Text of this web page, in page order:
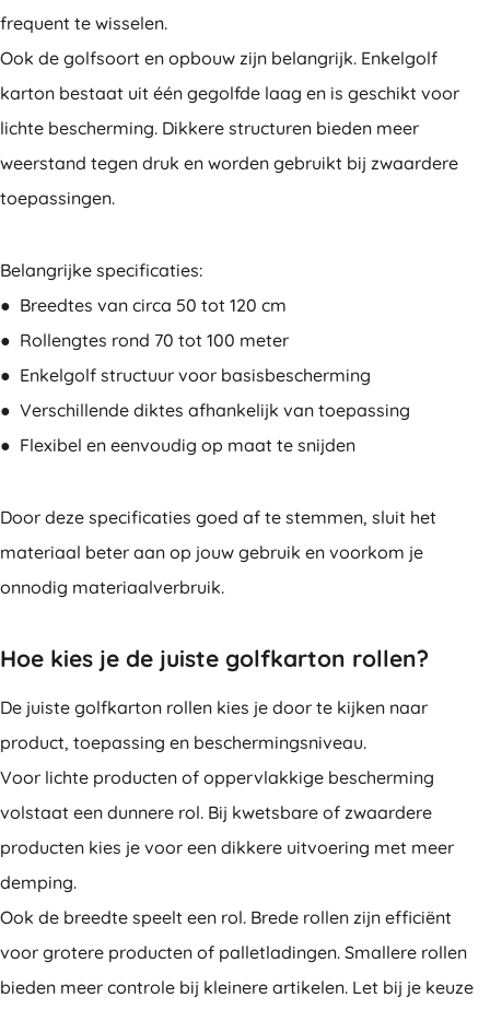
frequent te wisselen.
Ook de golfsoort en opbouw zijn belangrijk. Enkelgolf
karton bestaat uit één gegolfde laag en is geschikt voor
lichte bescherming. Dikkere structuren bieden meer
weerstand tegen druk en worden gebruikt bij zwaardere
toepassingen.
Belangrijke specificaties:
● Breedtes van circa 50 tot 120 cm
● Rollengtes rond 70 tot 100 meter
● Enkelgolf structuur voor basisbescherming
● Verschillende diktes afhankelijk van toepassing
● Flexibel en eenvoudig op maat te snijden
Door deze specificaties goed af te stemmen, sluit het
materiaal beter aan op jouw gebruik en voorkom je
onnodig materiaalverbruik.
Hoe kies je de juiste golfkarton rollen?
De juiste golfkarton rollen kies je door te kijken naar
product, toepassing en beschermingsniveau.
Voor lichte producten of oppervlakkige bescherming
volstaat een dunnere rol. Bij kwetsbare of zwaardere
producten kies je voor een dikkere uitvoering met meer
demping.
Ook de breedte speelt een rol. Brede rollen zijn efficiënt
voor grotere producten of palletladingen. Smallere rollen
bieden meer controle bij kleinere artikelen. Let bij je keuze